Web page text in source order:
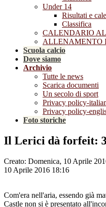
Under 14
Risultati e
Classifica
CALENDARIO
ALLENAMENTO
Scuola calcio
Dove siamo
Archivio
Tutte le news
Scarica documenti
Un secolo di sport
Privacy policy-
Privacy policy-
Foto storiche
Il Lerici dà forfeit:
Creato: Domenica, 10 Aprile
10 Aprile 2016 18:16
Com'era nell'aria, essendo già
Castle non si è presentato